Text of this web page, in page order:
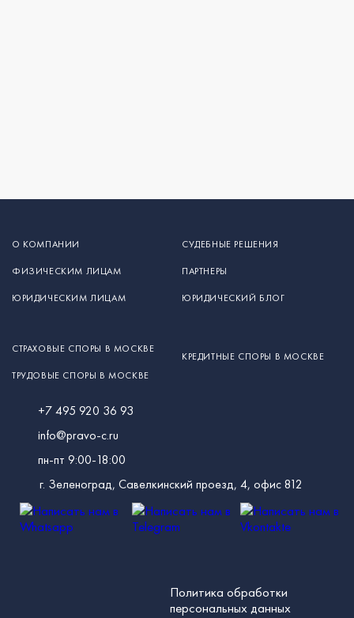
О КОМПАНИИ
ФИЗИЧЕСКИМ ЛИЦАМ
ЮРИДИЧЕСКИМ ЛИЦАМ
СУДЕБНЫЕ РЕШЕНИЯ
ПАРТНЕРЫ
ЮРИДИЧЕСКИЙ БЛОГ
СТРАХОВЫЕ СПОРЫ В МОСКВЕ
ТРУДОВЫЕ СПОРЫ В МОСКВЕ
КРЕДИТНЫЕ СПОРЫ В МОСКВЕ
+7 495 920 36 93
info@pravo-c.ru
пн-пт 9:00-18:00
г. Зеленоград, Савелкинский проезд, 4, офис 812
Политика обработки
персональных данных